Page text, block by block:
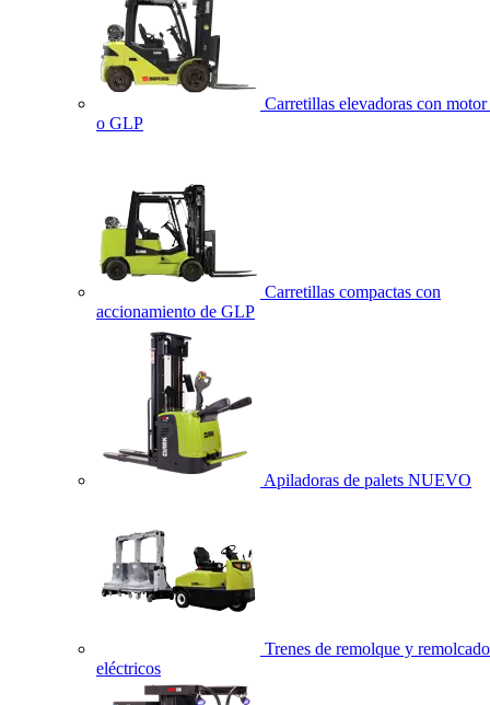
Carretillas elevadoras con motor
o GLP
Carretillas compactas con
accionamiento de GLP
Apiladoras de palets NUEVO
Trenes de remolque y
eléctricos